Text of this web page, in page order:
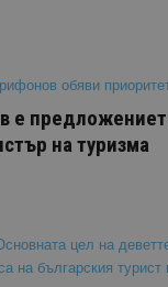
е
на туризма